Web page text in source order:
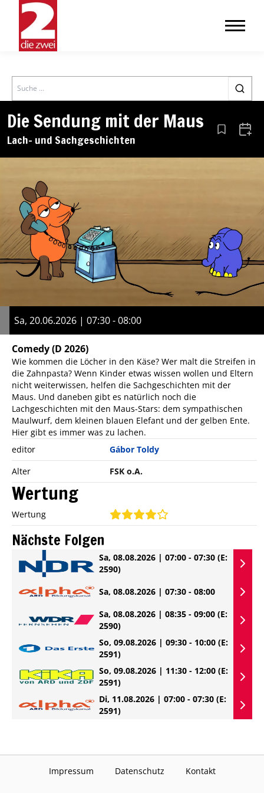
Search
Die Sendung mit der Maus
Lach– und Sachgeschichten Aus den
Sa, 20.06.2026 | 07:30 - 08:00
Comedy(D 2026)
Wie kommen die Löcher in den Käse? Wer malt die Streifen in
die Zahnpasta? Wenn Kinder etwas wissen wollen und Eltern
nicht weiterwissen, helfen die Sachgeschichten mit der
Maus. Und daneben gibt es natürlich noch die
Lachgeschichten mit den Maus-Stars: dem sympathischen
Maulwurf, dem kleinen blauen Elefant und der gelben Ente.
Hier gibt es immer was zu lachen.
editor
Gábor Toldy
Alter
FSK o.A.
Wertung
Wertung
Nächste Folgen
Sa, 08.08.2026 | 07:00 - 07:30 (E:
2590)
Sa, 08.08.2026 | 07:30 - 08:00
Sa, 08.08.2026 | 08:35 - 09:00 (E:
2590)
So, 09.08.2026 | 09:30 - 10:00 (E:
2591)
So, 09.08.2026 | 11:30 - 12:00 (E:
2591)
Di, 11.08.2026 | 07:00 - 07:30 (E:
2591)
Impressum Datenschutz Kontakt